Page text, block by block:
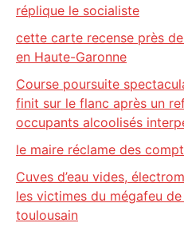
réplique le socialiste
cette carte recense près
en Haute-Garonne
Course poursuite
finit sur le flanc après un
occupants alcoolisés
le maire réclame des
Cuves d’eau vides,
les victimes du mégafeu
toulousain